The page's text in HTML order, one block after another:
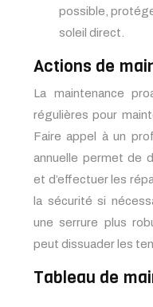
possible,
soleil direct.
Actions de
La maintenance
régulières pour
Faire appel à un
annuelle permet de
et d’effectuer les
la sécurité si
une serrure plus
peut dissuader les
Tableau de